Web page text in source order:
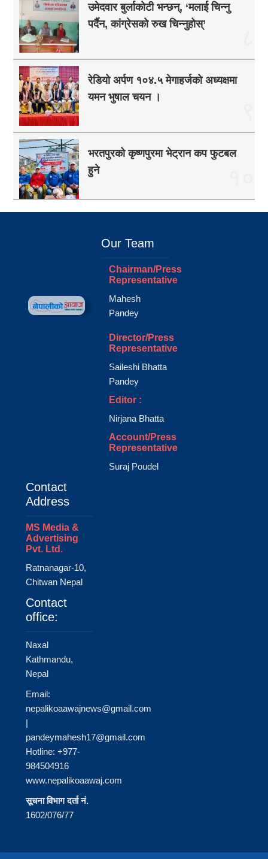
उमेदवार बुर्लाकोटी भन्छन्, ‘मलाई चिन्नु
पर्दैन, कांग्रेसको रुख चिन्नुहोस्’
रेडियो अर्पण १०४.५ मेगाहर्जको अध्यक्षमा
यमन भुषाल चयन ।
भरतपुरको कृष्णपुरमा भेट्रान कप फुटबल
हुने
Our Team
Chairman/Press
Representative
Mahesh
Pandey
Director/Press
Representative
Saileshi Bhatta
Pandey
Editor :
Nirjana Bhatta
Account/Press
Representative
Suraj Poudel
Contact
Address
MS Media &
Advertising
Pvt. Ltd.
Ratnanagar-10,
Chitwan Nepal
Contact
office:
Naxal
Kathmandu,
Nepal
Email:
nepalikoaawajnews@gmail.com
|
pandeymahesh17@gmail.com
Hotline: +977-
984504916
www.nepalikoaawaj.com
सूचना विभाग दर्ता नं.
1602/076/77